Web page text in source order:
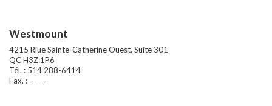
Westmount
4215 Riue Sainte-Catherine Ouest, Suite 301
QC H3Z 1P6
Tél. : 514 288-6414
Fax. : - ----